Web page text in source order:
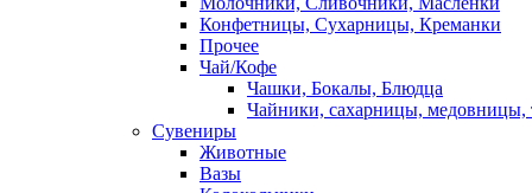
Конфетницы, Сухарницы, Креманки
Прочее
Чай/Кофе
Чашки, Бокалы, Блюдца
Чайники, сахарницы, медовницы,
Сувениры
Животные
Вазы